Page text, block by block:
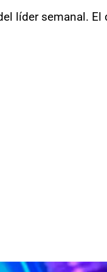
líder semanal.